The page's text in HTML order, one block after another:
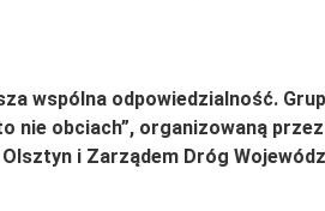
wspólna odpowiedzialność.
nie obciach”, organizowaną przez
i Zarządem Dróg